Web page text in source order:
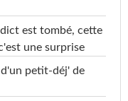
est tombé, cette
une surprise
petit-déj' de